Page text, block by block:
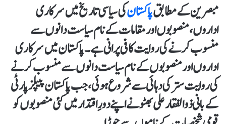
مبصرین کے مطابقپاکستانکی سیاسی تاریخ میں سرکاری
اداروں، منصوبوں اور مقامات کے نام سیاست دانوں سے
منسوب کرنے کی روایت کافی پرانی ہے۔ پاکستان میں سرکاری
اداروں اور منصوبوں کے نام سیاست دانوں سے منسوب کرنے
کی روایت ستر کی دہائی سے شروع ہوئی، جب پاکستان پیپلز پارٹی
کے بانی ذوالفقار علی بھٹو نے اپنے دورِ اقتدار میں کئی منصوبوں کو